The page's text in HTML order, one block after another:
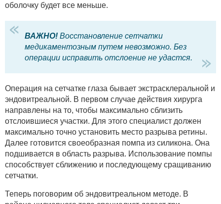
оболочку будет все меньше.
ВАЖНО! Восстановление сетчатки
медикаментозным путем невозможно. Без
операции исправить отслоение не удастся.
Операция на сетчатке глаза бывает экстрасклеральной и
эндовитреальной. В первом случае действия хирурга
направлены на то, чтобы максимально сблизить
отслоившиеся участки. Для этого специалист должен
максимально точно установить место разрыва ретины.
Далее готовится своеобразная помпа из силикона. Она
подшивается в область разрыва. Использование помпы
способствует сближению и последующему сращиванию
сетчатки.
Теперь поговорим об эндовитреальном методе. В